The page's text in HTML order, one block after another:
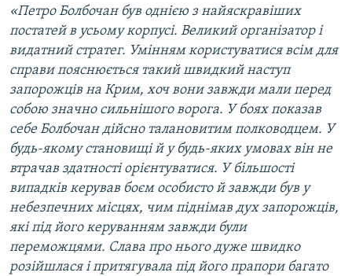
«Петро Болбочан був однією з найяскравіших
постатей в усьому корпусі. Великий організатор і
видатний стратег. Умінням користуватися всім для
справи пояснюється такий швидкий наступ
запорожців на Крим, хоч вони завжди мали перед
собою значно сильнішого ворога. У боях показав
себе Болбочан дійсно талановитим полководцем. У
будь-якому становищі й у будь-яких умовах він не
втрачав здатності орієнтуватися. У більшості
випадків керував боєм особисто й завжди був у
небезпечних місцях, чим піднімав дух запорожців,
які під його керуванням завжди були
переможцями. Слава про нього дуже швидко
розійшлася і притягувала під його прапори багато